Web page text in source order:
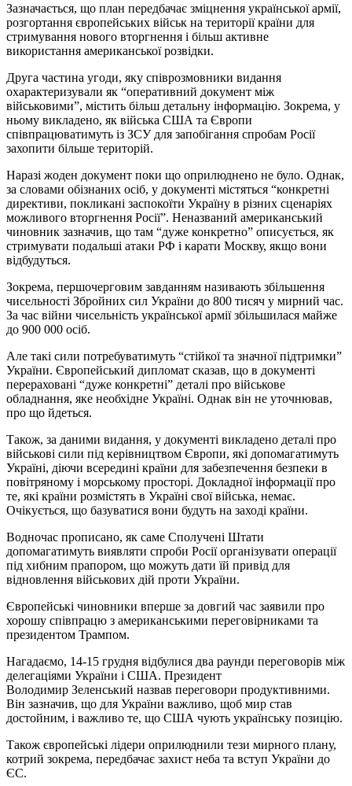
Зазначається, що план передбачає зміцнення української армії,
розгортання європейських військ на території країни для
стримування нового вторгнення і більш активне
використання американської розвідки.
Друга частина угоди, яку співрозмовники видання
охарактеризували як “оперативний документ між
військовими”, містить більш детальну інформацію. Зокрема, у
ньому викладено, як війська США та Європи
співпрацюватимуть із ЗСУ для запобігання спробам Росії
захопити більше територій.
Наразі жоден документ поки що оприлюднено не було. Однак,
за словами обізнаних осіб, у документі містяться “конкретні
директиви, покликані заспокоїти Україну в різних сценаріях
можливого вторгнення Росії”. Неназваний американський
чиновник зазначив, що там “дуже конкретно” описується, як
стримувати подальші атаки РФ і карати Москву, якщо вони
відбудуться.
Зокрема, першочерговим завданням називають збільшення
чисельності Збройних сил України до 800 тисяч у мирний час.
За час війни чисельність української армії збільшилася майже
до 900 000 осіб.
Але такі сили потребуватимуть “стійкої та значної підтримки”
України. Європейський дипломат сказав, що в документі
перераховані “дуже конкретні” деталі про військове
обладнання, яке необхідне Україні. Однак він не уточнював,
про що йдеться.
Також, за даними видання, у документі викладено деталі про
військові сили під керівництвом Європи, які допомагатимуть
Україні, діючи всередині країни для забезпечення безпеки в
повітряному і морському просторі. Докладної інформації про
те, які країни розмістять в Україні свої війська, немає.
Очікується, що базуватися вони будуть на заході країни.
Водночас прописано, як саме Сполучені Штати
допомагатимуть виявляти спроби Росії організувати операції
під хибним прапором, що можуть дати їй привід для
відновлення військових дій проти України.
Європейські чиновники вперше за довгий час заявили про
хорошу співпрацю з американськими переговірниками та
президентом Трампом.
Нагадаємо, 14-15 грудня відбулися два раунди переговорів між
делегаціями України і США. Президент
Володимир Зеленський назвав переговори продуктивними.
Він зазначив, що для України важливо, щоб мир став
достойним, і важливо те, що США чують українську позицію.
Також європейські лідери оприлюднили тези мирного плану,
котрий зокрема, передбачає захист неба та вступ України до
ЄС.